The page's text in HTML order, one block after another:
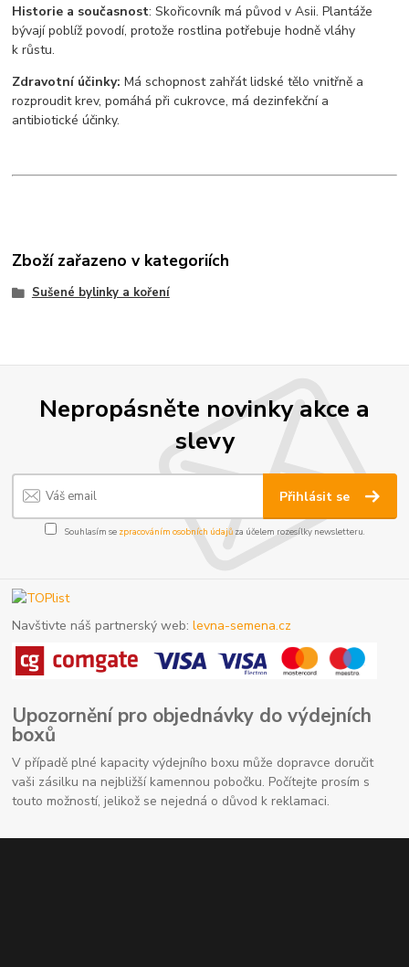
Historie a současnost: Skořicovník má původ v Asii. Plantáže
bývají poblíž povodí, protože rostlina potřebuje hodně vláhy
k růstu.
Zdravotní účinky: Má schopnost zahřát lidské tělo vnitřně a
rozproudit krev, pomáhá při cukrovce, má dezinfekční a
antibiotické účinky.
Zboží zařazeno v kategoriích
Sušené bylinky a koření
Nepropásněte novinky akce a
slevy
Přihlásit se
Souhlasím se zpracováním osobních údajůza účelem rozesílky newsletteru.
Navštivte náš partnerský web:levna-semena.cz
Upozornění pro objednávky do výdejních
boxů
V případě plné kapacity výdejního boxu může dopravce doručit
vaši zásilku na nejbližší kamennou pobočku. Počítejte prosím s
touto možností, jelikož se nejedná o důvod k reklamaci.